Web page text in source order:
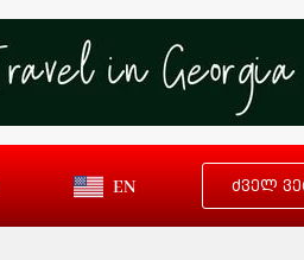
EN ძველ